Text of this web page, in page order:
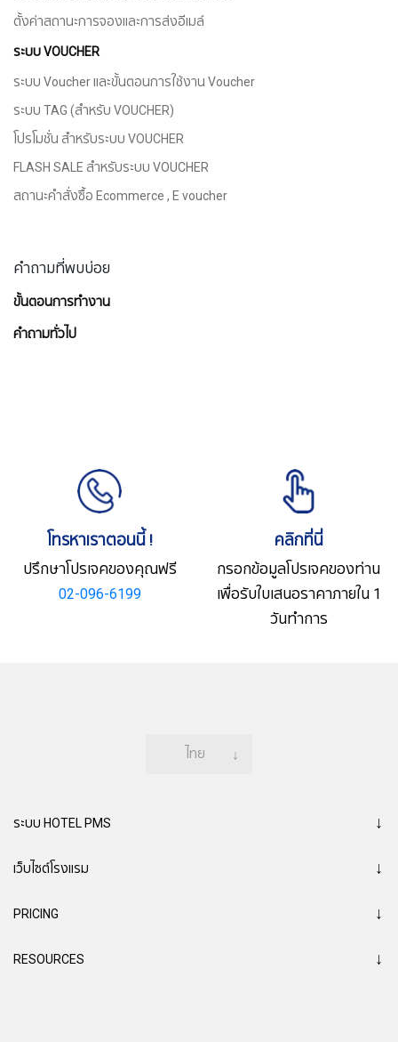
ตั้งค่าสถานะการจองและการส่งอีเมล์
ระบบ VOUCHER
ระบบ Voucher และขั้นตอนการใช้งาน Voucher
ระบบ TAG (สำหรับ VOUCHER)
โปรโมชั่น สำหรับระบบ VOUCHER
FLASH SALE สำหรับระบบ VOUCHER
สถานะคำสั่งซื้อ Ecommerce , E voucher
คำถามที่พบบ่อย
ขั้นตอนการทำงาน
คำถามทั่วไป
โทรหาเราตอนนี้ !
ปรึกษาโปรเจคของคุณฟรี
02-096-6199
คลิกที่นี่
กรอกข้อมูลโปรเจคของท่าน
เพื่อรับใบเสนอราคาภายใน 1
วันทำการ
ไทย ↓
ระบบ HOTEL PMS ↓
เว็บไซต์โรงแรม ↓
PRICING ↓
RESOURCES ↓